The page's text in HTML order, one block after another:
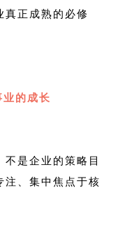
真正成熟的必修
的成长
是企业的策略目
注、集中焦点于核